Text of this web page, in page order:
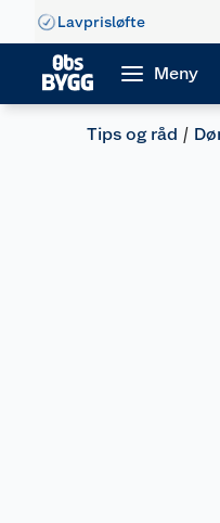
Lavprisløfte
Meny
Tips og råd